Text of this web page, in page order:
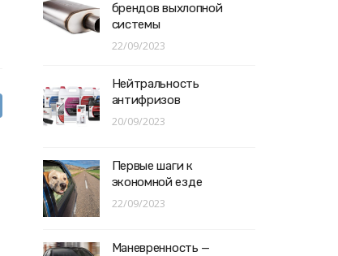
брендов выхлопной
системы
22/09/2023
Нейтральность
антифризов
20/09/2023
Первые шаги к
экономной езде
22/09/2023
Маневренность —